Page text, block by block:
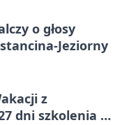
o głosy
Jeziorny
z
dni szkolenia i